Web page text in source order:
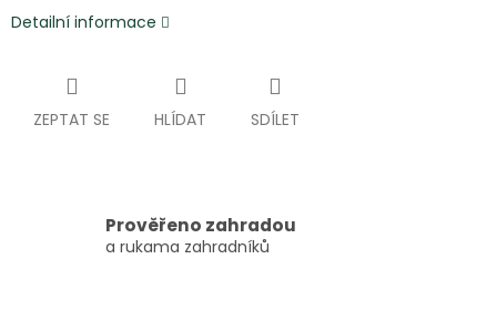
Detailní informace
ZEPTAT SE HLÍDAT SDÍLET
Prověřeno zahradou
a rukama zahradníků